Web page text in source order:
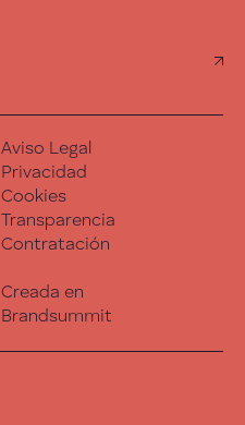
Aviso Legal
Privacidad
Cookies
Transparencia
Contratación
Creada en
Brandsummit